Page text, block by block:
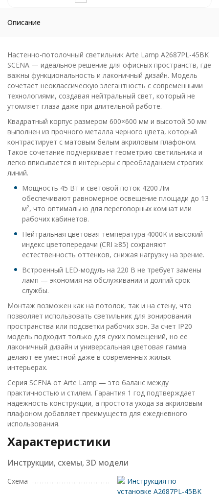
Описание
Настенно-потолочный светильник Arte Lamp A2687PL-45BK
SCENA — идеальное решение для офисных пространств, где
важны функциональность и лаконичный дизайн. Модель
сочетает неоклассическую элегантность с современными
технологиями, создавая нейтральный свет, который не
утомляет глаза даже при длительной работе.
Квадратный корпус размером 600×600 мм и высотой 50 мм
выполнен из прочного металла черного цвета, который
контрастирует с матовым белым акриловым плафоном.
Такое сочетание подчеркивает геометрию светильника и
легко вписывается в интерьеры с преобладанием строгих
линий.
Мощность 45 Вт и световой поток 4200 Лм
обеспечивают равномерное освещение площади до 13
м², что оптимально для переговорных комнат или
рабочих кабинетов.
Нейтральная цветовая температура 4000K и высокий
индекс цветопередачи (CRI ≥85) сохраняют
естественность оттенков, снижая нагрузку на зрение.
Встроенный LED-модуль на 220 В не требует замены
ламп — экономия на обслуживании и долгий срок
службы.
Монтаж возможен как на потолок, так и на стену, что
позволяет использовать светильник для зонирования
пространства или подсветки рабочих зон. За счет IP20
модель подходит только для сухих помещений, но ее
лаконичный дизайн и универсальная цветовая гамма
делают ее уместной даже в современных жилых
интерьерах.
Серия SCENA от Arte Lamp — это баланс между
практичностью и стилем. Гарантия 1 год подтверждает
надежность конструкции, а простота ухода за акриловым
плафоном добавляет преимуществ для ежедневного
использования.
Характеристики
Инструкции, схемы, 3D модели
Схема
Инструкция по
установке A2687PL-45BK